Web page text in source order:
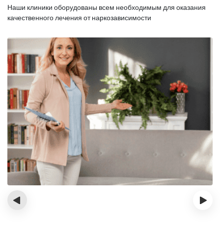
Наши клиники оборудованы всем необходимым для оказания
качественного лечения от наркозависимости
‹ ›